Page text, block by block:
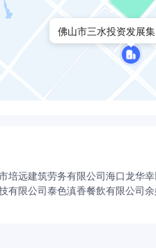
佛山市三水投资发展
培远建筑劳务有限公司海口龙华
有限公司泰色滇香餐飲有限公司